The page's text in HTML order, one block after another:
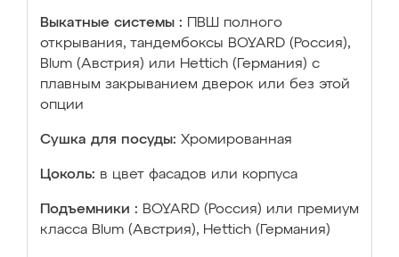
Выкатные системы :
ПВШ полного
открывания, тандембоксы BOYARD (Россия),
Blum (Австрия) или Hettich (Германия) с
плавным закрыванием дверок или без этой
опции
Сушка для посуды: Хромированная
Цоколь: в цвет фасадов или корпуса
Подъемники : BOYARD (Россия) или премиум
класса Blum (Австрия), Hettich (Германия)